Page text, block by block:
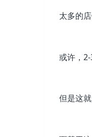
太多的
或许，
但是这